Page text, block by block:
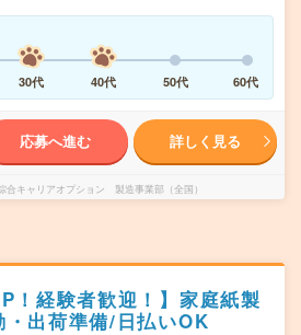
30代 40代 50代 60代
応募へ進む 詳しく見る
合キャリアオプション 製造事業部（全国）
！経験者歓迎！】家庭紙製
出荷準備/日払いOK